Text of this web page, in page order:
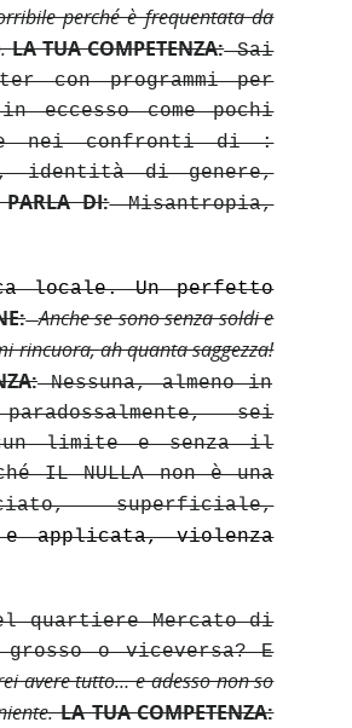
perché è frequentata da
LA TUA COMPETENZA:Sai
con programmi per
eccesso come pochi
nei confronti di :
identità di genere,
DI:Misantropia,
locale. Un perfetto
Anche se sono senza soldi e
rincuora,ah quanta saggezza!
Nessuna, almeno in
sei
limite e senza il
IL NULLA non è una
superficiale,
e applicata, violenza
quartiere Mercato di
o viceversa? E
avere tutto… e adesso non so
LA TUA COMPETENZA: